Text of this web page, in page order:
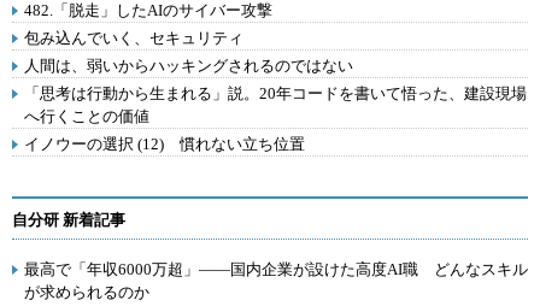
482.「脱走」したAIのサイバー攻撃
包み込んでいく、セキュリティ
人間は、弱いからハッキングされるのではない
「思考は行動から生まれる」説。20年コードを書いて悟った、建設現場
へ行くことの価値
イノウーの選択 (12) 慣れない立ち位置
自分研 新着記事
最高で「年収6000万超」――国内企業が設けた高度AI職 どんなスキル
が求められるのか